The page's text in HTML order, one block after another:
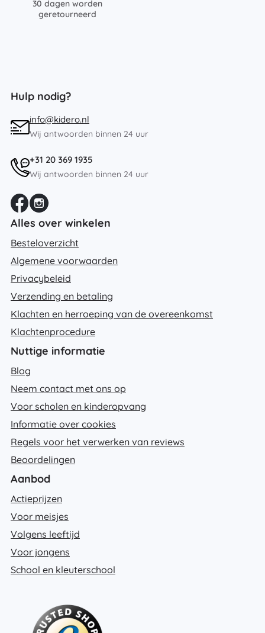
30 dagen worden
geretourneerd
Hulp nodig?
info@kidero.nl
Wij antwoorden binnen 24 uur
+31 20 369 1935
Wij antwoorden binnen 24 uur
Alles over winkelen
Besteloverzicht
Algemene voorwaarden
Privacybeleid
Verzending en betaling
Klachten en herroeping van de overeenkomst
Klachtenprocedure
Nuttige informatie
Blog
Neem contact met ons op
Voor scholen en kinderopvang
Informatie over cookies
Regels voor het verwerken van reviews
Beoordelingen
Aanbod
Actieprijzen
Voor meisjes
Volgens leeftijd
Voor jongens
School en kleuterschool